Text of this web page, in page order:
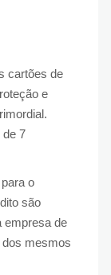
cartões de
e
de 7
para o
são
empresa de
mesmos